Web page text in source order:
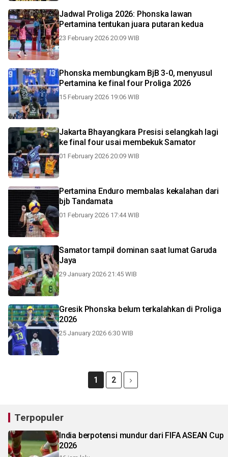
Jadwal Proliga 2026: Phonska lawan
Pertamina tentukan juara putaran kedua
23 February 2026 20:09 WIB
Phonska membungkam BjB 3-0, menyusul
Pertamina ke final four Proliga 2026
15 February 2026 19:06 WIB
Jakarta Bhayangkara Presisi selangkah lagi
ke final four usai membekuk Samator
01 February 2026 20:09 WIB
Pertamina Enduro membalas kekalahan dari
bjb Tandamata
01 February 2026 17:44 WIB
Samator tampil dominan saat lumat Garuda
Jaya
29 January 2026 21:45 WIB
Gresik Phonska belum terkalahkan di Proliga
2026
25 January 2026 6:30 WIB
1 2
Terpopuler
India berpotensi mundur dari FIFA ASEAN Cup
2026